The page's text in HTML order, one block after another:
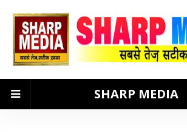
SHARP MEDIA